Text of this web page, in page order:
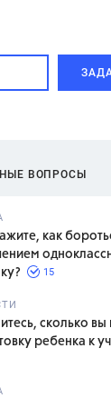
ВОПРОСЫ
как
15
сколько вы
ребенка к